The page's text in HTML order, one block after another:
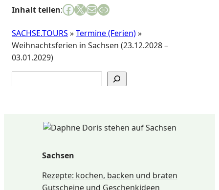
Inhalt teilen:Facebook
X E-Mail
Link
SACHSE.TOURS »Termine (Ferien)»
Weihnachtsferien in Sachsen (23.12.2028 –
03.01.2029)
Sachsen
Rezepte: kochen, backen und braten
Gutscheine und Geschenkideen